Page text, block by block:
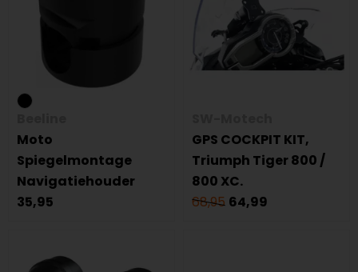
Moto
Spiegelmontage
Navigatiehouder
35,95
GPS COCKPIT KIT,
Triumph Tiger 800 /
800 XC.
68,95 64,99